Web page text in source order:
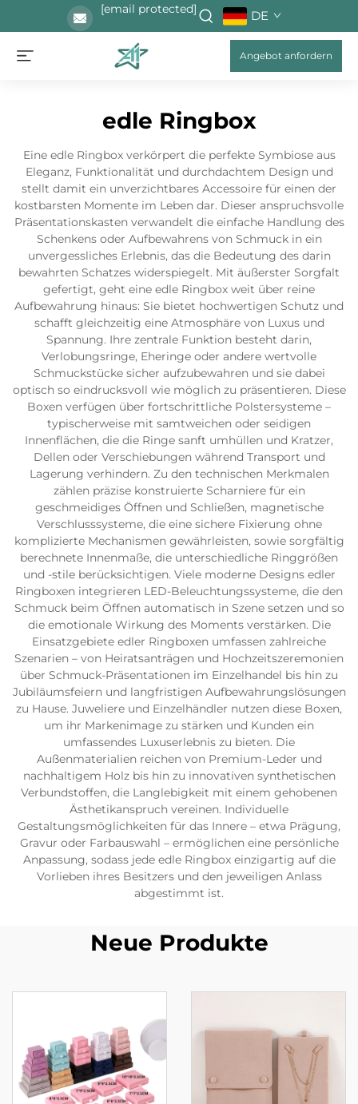
[email protected] DE
Angebot anfordern
edle Ringbox
Eine edle Ringbox verkörpert die perfekte Symbiose aus
Eleganz, Funktionalität und durchdachtem Design und
stellt damit ein unverzichtbares Accessoire für einen der
kostbarsten Momente im Leben dar. Dieser anspruchsvolle
Präsentationskasten verwandelt die einfache Handlung des
Schenkens oder Aufbewahrens von Schmuck in ein
unvergessliches Erlebnis, das die Bedeutung des darin
bewahrten Schatzes widerspiegelt. Mit äußerster Sorgfalt
gefertigt, geht eine edle Ringbox weit über reine
Aufbewahrung hinaus: Sie bietet hochwertigen Schutz und
schafft gleichzeitig eine Atmosphäre von Luxus und
Spannung. Ihre zentrale Funktion besteht darin,
Verlobungsringe, Eheringe oder andere wertvolle
Schmuckstücke sicher aufzubewahren und sie dabei
optisch so eindrucksvoll wie möglich zu präsentieren. Diese
Boxen verfügen über fortschrittliche Polstersysteme –
typischerweise mit samtweichen oder seidigen
Innenflächen, die die Ringe sanft umhüllen und Kratzer,
Dellen oder Verschiebungen während Transport und
Lagerung verhindern. Zu den technischen Merkmalen
zählen präzise konstruierte Scharniere für ein
geschmeidiges Öffnen und Schließen, magnetische
Verschlusssysteme, die eine sichere Fixierung ohne
komplizierte Mechanismen gewährleisten, sowie sorgfältig
berechnete Innenmaße, die unterschiedliche Ringgrößen
und -stile berücksichtigen. Viele moderne Designs edler
Ringboxen integrieren LED-Beleuchtungssysteme, die den
Schmuck beim Öffnen automatisch in Szene setzen und so
die emotionale Wirkung des Moments verstärken. Die
Einsatzgebiete edler Ringboxen umfassen zahlreiche
Szenarien – von Heiratsanträgen und Hochzeitszeremonien
über Schmuck-Präsentationen im Einzelhandel bis hin zu
Jubiläumsfeiern und langfristigen Aufbewahrungslösungen
zu Hause. Juweliere und Einzelhändler nutzen diese Boxen,
um ihr Markenimage zu stärken und Kunden ein
umfassendes Luxuserlebnis zu bieten. Die
Außenmaterialien reichen von Premium-Leder und
nachhaltigem Holz bis hin zu innovativen synthetischen
Verbundstoffen, die Langlebigkeit mit einem gehobenen
Ästhetikanspruch vereinen. Individuelle
Gestaltungsmöglichkeiten für das Innere – etwa Prägung,
Gravur oder Farbauswahl – ermöglichen eine persönliche
Anpassung, sodass jede edle Ringbox einzigartig auf die
Vorlieben ihres Besitzers und den jeweiligen Anlass
abgestimmt ist.
Neue Produkte